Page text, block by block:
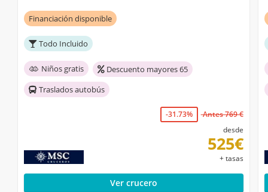
Financiación disponible
Todo Incluido
Niños gratis
Descuento mayores 65
Traslados autobús
-31.73%
Antes 769 €
desde
525€
+ tasas
Ver crucero